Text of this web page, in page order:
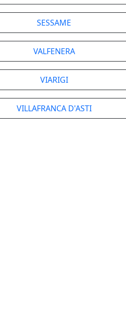
SESSAME
VALFENERA
VIARIGI
VILLAFRANCA D'ASTI